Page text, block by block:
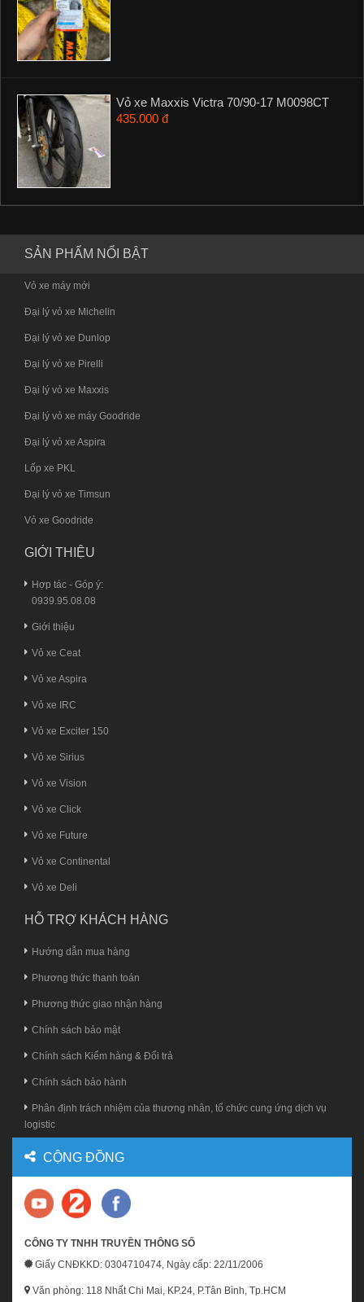
Vỏ xe Maxxis Victra 70/90-17 M0098CT
435.000 đ
SẢN PHẨM NỔI BẬT
Vỏ xe máy mới
Đại lý vỏ xe Michelin
Đại lý vỏ xe Dunlop
Đại lý vỏ xe Pirelli
Đại lý vỏ xe Maxxis
Đại lý vỏ xe máy Goodride
Đại lý vỏ xe Aspira
Lốp xe PKL
Đại lý vỏ xe Timsun
Vỏ xe Goodride
GIỚI THIỆU
Hợp tác - Góp ý:
0939.95.08.08
Giới thiệu
Vỏ xe Ceat
Vỏ xe Aspira
Vỏ xe IRC
Vỏ xe Exciter 150
Vỏ xe Sirius
Vỏ xe Vision
Vỏ xe Click
Vỏ xe Future
Vỏ xe Continental
Vỏ xe Deli
HỖ TRỢ KHÁCH HÀNG
Hướng dẫn mua hàng
Phương thức thanh toán
Phương thức giao nhận hàng
Chính sách bảo mật
Chính sách Kiểm hàng & Đổi trả
Chính sách bảo hành
Phân định trách nhiệm của thương nhân, tổ chức cung ứng dịch vụ
logistic
CỘNG ĐỒNG
CÔNG TY TNHH TRUYỀN THÔNG SỐ
Giấy CNĐKKD: 0304710474, Ngày cấp: 22/11/2006
Văn phòng: 118 Nhất Chi Mai, KP.24, P.Tân Bình, Tp.HCM